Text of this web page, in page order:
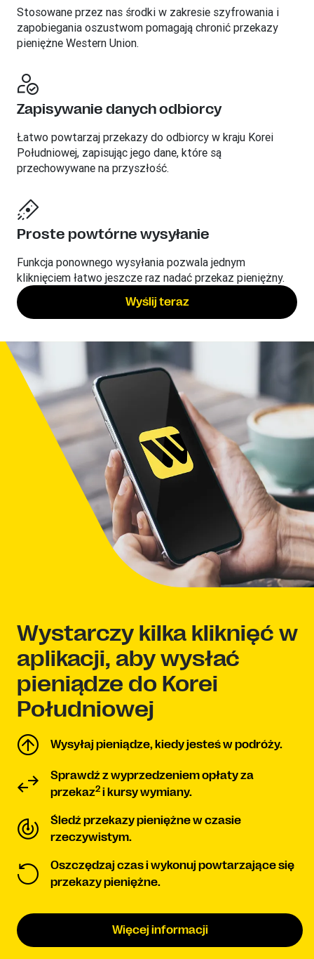
Stosowane przez nas środki w zakresie szyfrowania i
zapobiegania oszustwom pomagają chronić przekazy
pieniężne Western Union.
Zapisywanie danych odbiorcy
Łatwo powtarzaj przekazy do odbiorcy w kraju Korei
Południowej, zapisując jego dane, które są
przechowywane na przyszłość.
Proste powtórne wysyłanie
Funkcja ponownego wysyłania pozwala jednym
kliknięciem łatwo jeszcze raz nadać przekaz pieniężny.
Wyślij teraz
Wystarczy kilka kliknięć w
aplikacji, aby wysłać
pieniądze do Korei
Południowej
Wysyłaj pieniądze, kiedy jesteś w podróży.
Sprawdź z wyprzedzeniem opłaty za
przekaz2 i kursy wymiany.
Śledź przekazy pieniężne w czasie
rzeczywistym.
Oszczędzaj czas i wykonuj powtarzające się
przekazy pieniężne.
Więcej informacji